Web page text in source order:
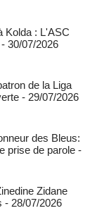
Kolda : L'ASC
- 30/07/2026
de la Liga
- 29/07/2026
des Bleus:
prise de parole -
Zidane
- 28/07/2026